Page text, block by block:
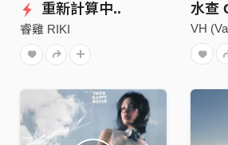
重新計算中..
睿雞 RIKI
水查
VH